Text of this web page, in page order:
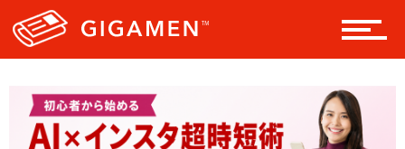
レジャー
ヘルス・健康